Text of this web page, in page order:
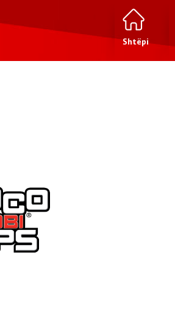
Shtëpi